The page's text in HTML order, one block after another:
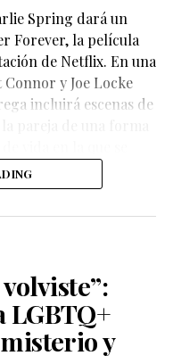
gran parte del
impresión. Su
clave en la historia y
humana sobre las
actuación
que Page ofrece
de la película.
Spring dará un
Forever, la película
de Netflix. En una
y Joe Locke
incluirá escenas de
LGBTQ+
y